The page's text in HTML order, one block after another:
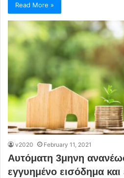
Read More »
v2020 February 11, 2021
Αυτόματη 3μηνη
εγγυημένο εισόδημα